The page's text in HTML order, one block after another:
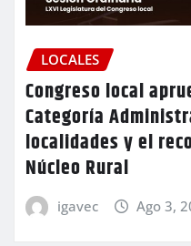
LOCALES
Congreso local
Categoría
localidades y el
Núcleo Rural
igavec Ago 3,